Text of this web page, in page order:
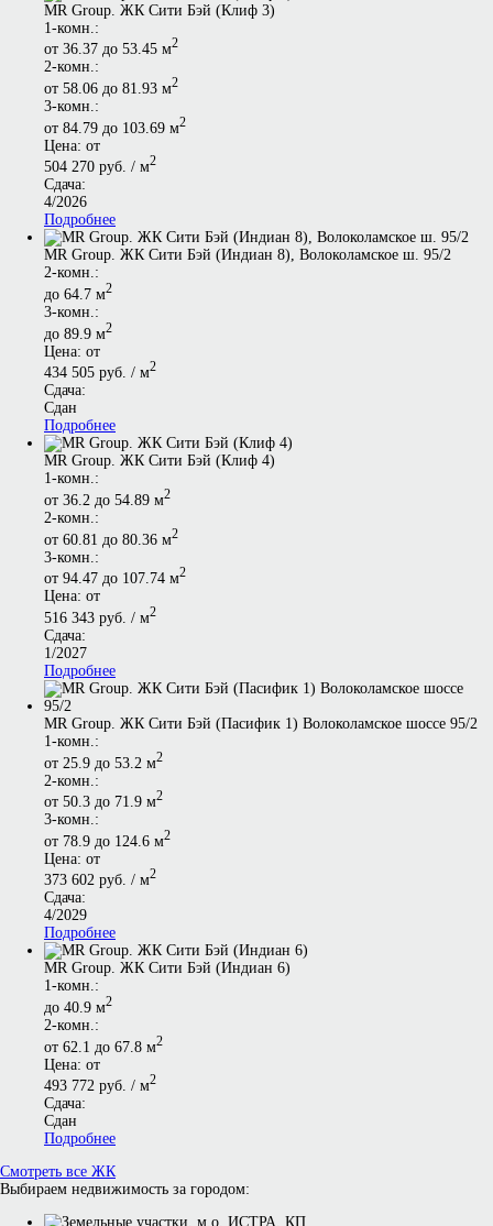
MR Group. ЖК Сити Бэй (Клиф 3)
1-комн.:
от 36.37 до 53.45 м2
2-комн.:
от 58.06 до 81.93 м2
3-комн.:
от 84.79 до 103.69 м2
Цена: от
504 270 руб. / м2
Сдача:
4/2026
Подробнее
MR Group. ЖК Сити Бэй (Индиан 8), Волоколамское ш. 95/2
2-комн.:
до 64.7 м2
3-комн.:
до 89.9 м2
Цена: от
434 505 руб. / м2
Сдача:
Сдан
Подробнее
MR Group. ЖК Сити Бэй (Клиф 4)
1-комн.:
от 36.2 до 54.89 м2
2-комн.:
от 60.81 до 80.36 м2
3-комн.:
от 94.47 до 107.74 м2
Цена: от
516 343 руб. / м2
Сдача:
1/2027
Подробнее
MR Group. ЖК Сити Бэй (Пасифик 1) Волоколамское шоссе 95/2
1-комн.:
от 25.9 до 53.2 м2
2-комн.:
от 50.3 до 71.9 м2
3-комн.:
от 78.9 до 124.6 м2
Цена: от
373 602 руб. / м2
Сдача:
4/2029
Подробнее
MR Group. ЖК Сити Бэй (Индиан 6)
1-комн.:
до 40.9 м2
2-комн.:
от 62.1 до 67.8 м2
Цена: от
493 772 руб. / м2
Сдача:
Сдан
Подробнее
Смотреть все ЖК
Выбираем недвижимость за городом: